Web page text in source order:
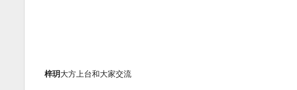
梓玥大方上台和大家交流